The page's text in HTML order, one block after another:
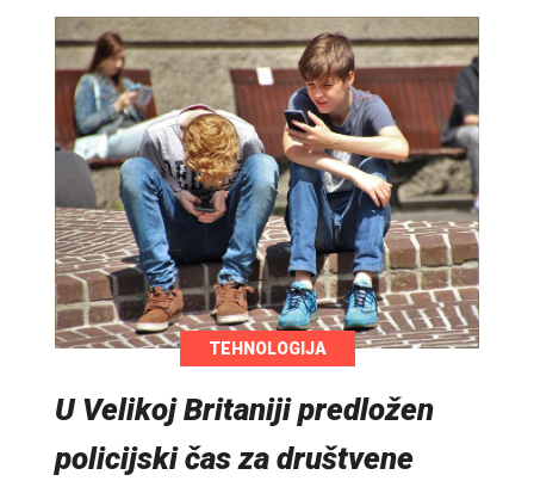
TEHNOLOGIJA
U Velikoj Britaniji predložen
policijski čas za društvene